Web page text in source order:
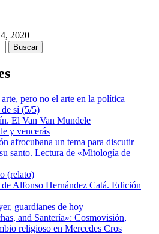
2020
pero no el arte en la política
sí (5/5)
El Van Van Mundele
y vencerás
afrocubana un tema para discutir
santo. Lectura de «Mitología de
(relato)
Alfonso Hernández Catá. Edición
guardianes de hoy
and Santería»: Cosmovisión,
religioso en Mercedes Cros